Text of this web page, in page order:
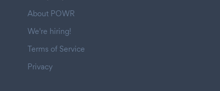
About POWR
We're hiring!
Terms of Service
Privacy